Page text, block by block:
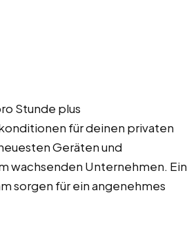
Stunde plus
für deinen privaten
Geräten und
wachsenden Unternehmen. Ein
sorgen für ein angenehmes